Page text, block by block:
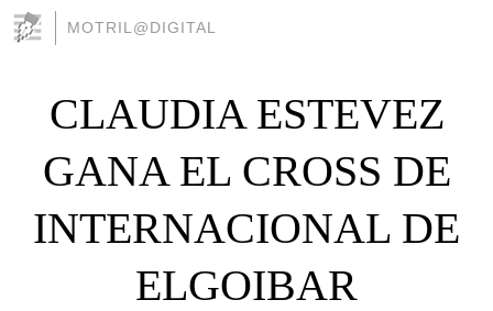
MOTRIL@DIGITAL
CLAUDIA ESTEVEZ
GANA EL CROSS DE
INTERNACIONAL DE
ELGOIBAR